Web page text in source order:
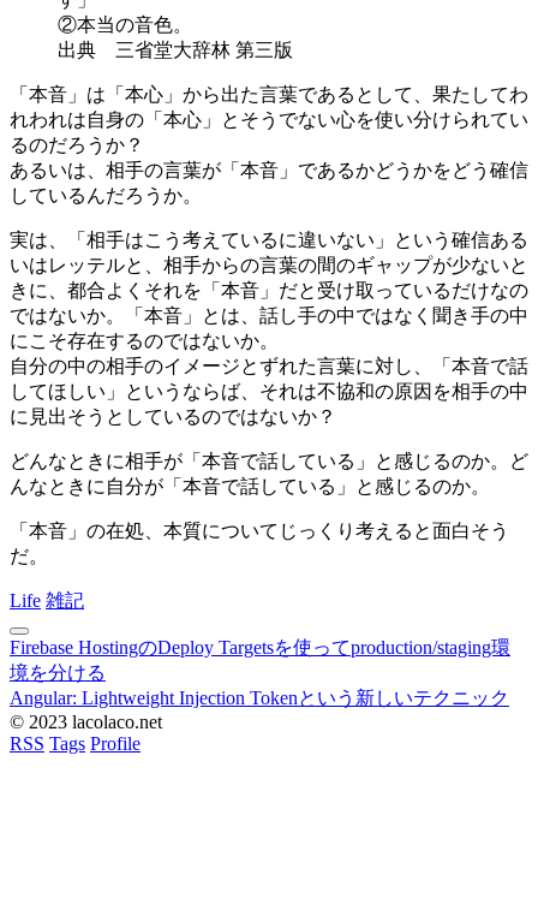
②本当の音色。
出典 三省堂大辞林 第三版
「本音」は「本心」から出た言葉であるとして、果たしてわ
れわれは自身の「本心」とそうでない心を使い分けられてい
るのだろうか？
あるいは、相手の言葉が「本音」であるかどうかをどう確信
しているんだろうか。
実は、「相手はこう考えているに違いない」という確信ある
いはレッテルと、相手からの言葉の間のギャップが少ないと
きに、都合よくそれを「本音」だと受け取っているだけなの
ではないか。「本音」とは、話し手の中ではなく聞き手の中
にこそ存在するのではないか。
自分の中の相手のイメージとずれた言葉に対し、「本音で話
してほしい」というならば、それは不協和の原因を相手の中
に見出そうとしているのではないか？
どんなときに相手が「本音で話している」と感じるのか。ど
んなときに自分が「本音で話している」と感じるのか。
「本音」の在処、本質についてじっくり考えると面白そう
だ。
Life 雑記
Firebase HostingのDeploy Targetsを使ってproduction/staging環
境を分ける
Angular: Lightweight Injection Tokenという新しいテクニック
© 2023 lacolaco.net
RSS Tags Profile